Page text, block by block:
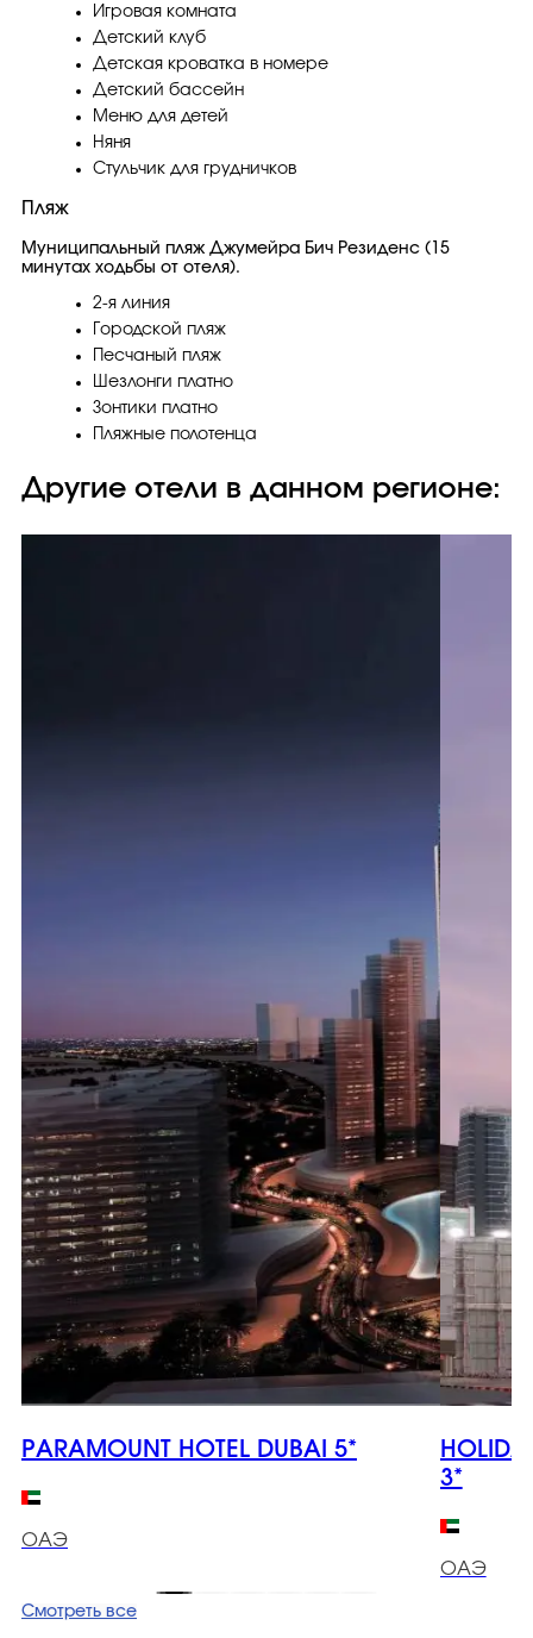
Игровая комната
Детский клуб
Детская кроватка в номере
Детский бассейн
Меню для детей
Няня
Стульчик для грудничков
Пляж
Муниципальный пляж Джумейра Бич Резиденс (15
минутах ходьбы от отеля).
2-я линия
Городской пляж
Песчаный пляж
Шезлонги платно
Зонтики платно
Пляжные полотенца
Другие отели в данном регионе:
PARAMOUNT HOTEL DUBAI 5*
ОАЭ
3*
ОАЭ
Смотреть все